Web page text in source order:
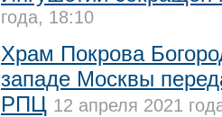
года, 18:10
Храм Покрова
западе Москвы
РПЦ 12 апреля 2021